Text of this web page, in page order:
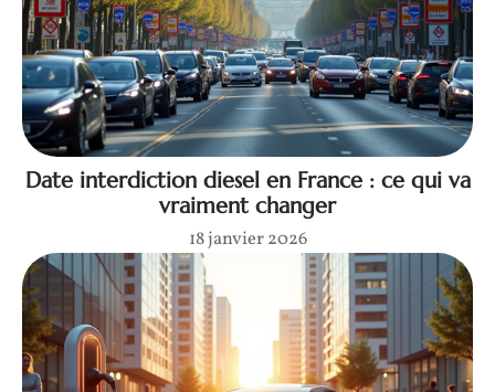
Date interdiction diesel en France : ce qui va
vraiment changer
18 janvier 2026